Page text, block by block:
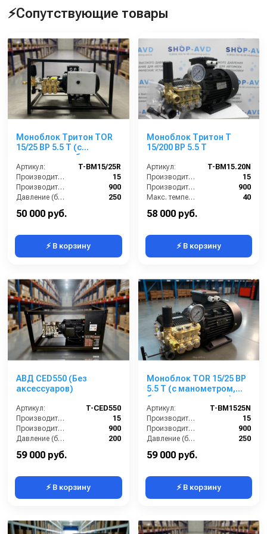
⚡Сопутствующие товары
Моноблок Тритон TOR
15/25 ВР 5.5 T (с
манометром, без
электрики)
Артикул:
T-BM15/25R
Производительность (л/мин):
15
Производительность (л/ч):
900
Давление (бар):
250
Напряжение (В):
50 000 руб.
⚡ В корзину
Моноблок Тритон T
15/200 BP 5.5 T
Артикул:
T-BM15.20N
Производительность (л/мин):
15
Производительность (л/ч):
900
Макс. температура воды на входе (°C):
40
Обороты двигателя (об/мин):
58 000 руб.
⚡ В корзину
АВД CED550 (Без
аксессуаров)
Артикул:
T-CED550
Производительность (л/мин):
15
Производительность (л/ч):
900
Давление (бар):
200
59 000 руб.
⚡ В корзину
Моноблок TOR 15/25 BP
5.5 T (с манометром,
без кнопки запуска)
Артикул:
T-BM1525N
Производительность (л/мин):
15
Производительность (л/ч):
900
Давление (бар):
250
59 000 руб.
⚡ В корзину